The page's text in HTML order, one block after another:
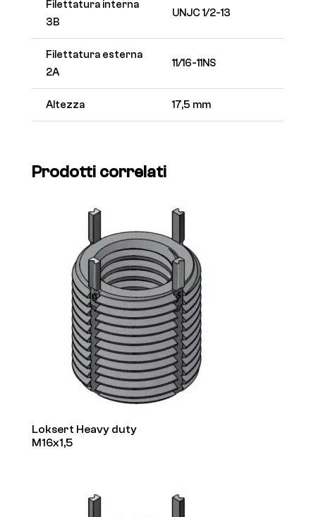
Filettatura interna
3B
UNJC 1/2-13
Filettatura esterna
2A
11/16-11NS
Altezza 17,5 mm
Prodotti correlati
Loksert Heavy duty
M16x1,5